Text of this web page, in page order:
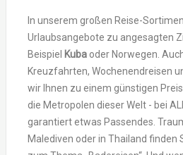
In unserem großen Reise-
Urlaubsangebote zu angesagten
Beispiel Kuba oder Norwegen.
Kreuzfahrten, Wochenendreisen
wir Ihnen zu einem günstigen
die Metropolen dieser Welt - bei
garantiert etwas Passendes.
Malediven oder in Thailand finden